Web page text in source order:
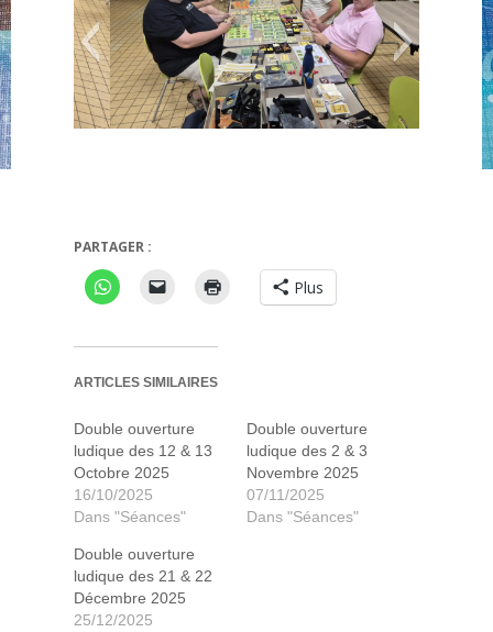
Le Château blanc
L'île des mots dits
Abra Chadabra
The Gang
Bomb Busters
Clank Catacombes
Captain Flip
Bomb Busters
Harmonies
L'île des prédateurs
Projet Gaia
Almost Innocent
Mille Fiori
Minivilles
The Vale of eternity
Captain Flip
Bomb Busters
PARTAGER :
Plus
ARTICLES SIMILAIRES
Double ouverture
ludique des 12 & 13
Octobre 2025
16/10/2025
Dans "Séances"
Double ouverture
ludique des 2 & 3
Novembre 2025
07/11/2025
Dans "Séances"
Double ouverture
ludique des 21 & 22
Décembre 2025
25/12/2025